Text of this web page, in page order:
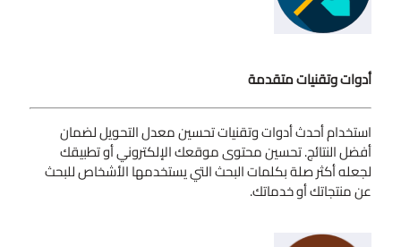
أدوات وتقنيات متقدمة
استخدام أحدث أدوات وتقنيات تحسين معدل التحويل لضمان
أفضل النتائج. تحسين محتوى موقعك الإلكتروني أو تطبيقك
لجعله أكثر صلة بكلمات البحث التي يستخدمها الأشخاص للبحث
عن منتجاتك أو خدماتك.